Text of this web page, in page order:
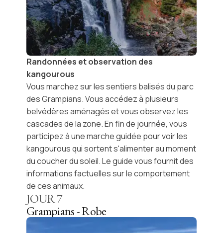
Randonnées et observation des
kangourous
Vous marchez sur lessentiers balisés du parc
des Grampians. Vous accédez à plusieurs
belvédères aménagés et vous observez les
cascadesde la zone. En fin de journée, vous
participez à une marche guidée pour voir les
kangourousqui sortent s'alimenter au moment
ducoucher du soleil. Le guide vous fournit des
informations factuelles sur le comportement
de ces animaux.
JOUR7
Grampians - Robe